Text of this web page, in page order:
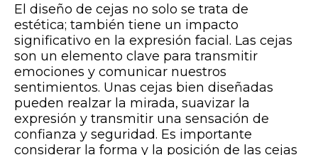
El diseño de cejas no solo se trata de
estética; también tiene un impacto
significativo en la expresión facial. Las cejas
son un elemento clave para transmitir
emociones y comunicar nuestros
sentimientos. Unas cejas bien diseñadas
pueden realzar la mirada, suavizar la
expresión y transmitir una sensación de
confianza y seguridad. Es importante
considerar la forma y la posición de las cejas